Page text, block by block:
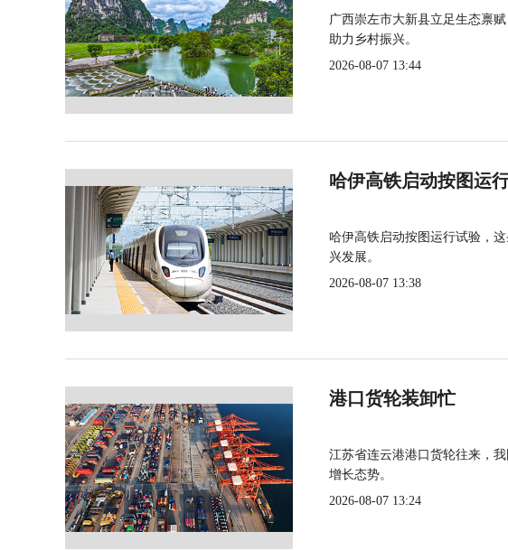
广西崇左市大新县立足生态禀
助力乡村振兴。
2026-08-07 13:44
哈伊高铁启动按图运
哈伊高铁启动按图运行试验，
兴发展。
2026-08-07 13:38
港口货轮装卸忙
江苏省连云港港口货轮往来，
增长态势。
2026-08-07 13:24